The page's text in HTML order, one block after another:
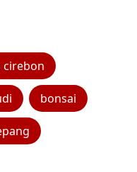
cirebon
bonsai